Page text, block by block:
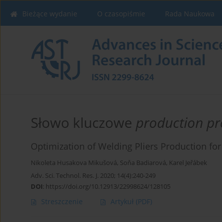
Bieżące wydanie O czasopiśmie Rada Naukowa
Słowo kluczowe production
Optimization of Welding Pliers Production
Nikoleta Husakova Mikušová, Soňa Badiarová, Karel Jeřábek
Adv. Sci. Technol. Res. J. 2020; 14(4):240-249
DOI: https://doi.org/10.12913/22998624/128105
Streszczenie Artykuł (PDF)